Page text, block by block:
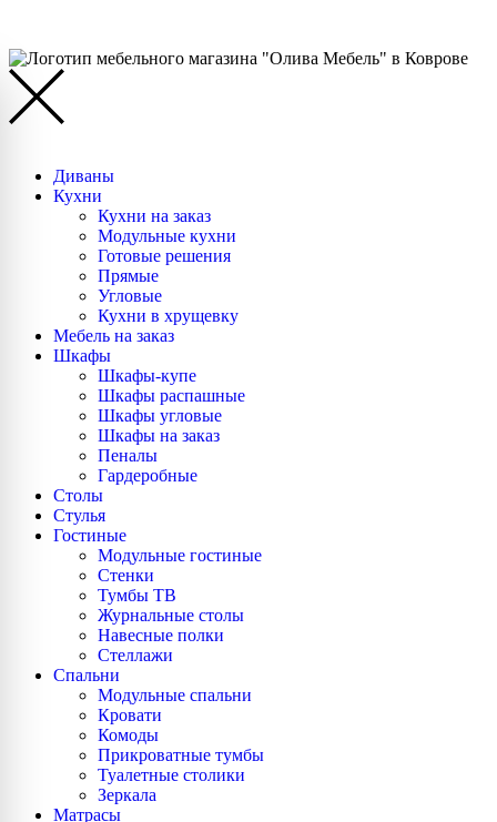
Диваны
Кухни
Кухни на заказ
Модульные кухни
Готовые решения
Прямые
Угловые
Кухни в хрущевку
Мебель на заказ
Шкафы
Шкафы-купе
Шкафы распашные
Шкафы угловые
Шкафы на заказ
Пеналы
Гардеробные
Столы
Стулья
Гостиные
Модульные гостиные
Стенки
Тумбы ТВ
Журнальные столы
Навесные полки
Стеллажи
Спальни
Модульные спальни
Кровати
Комоды
Прикроватные тумбы
Туалетные столики
Зеркала
Матрасы